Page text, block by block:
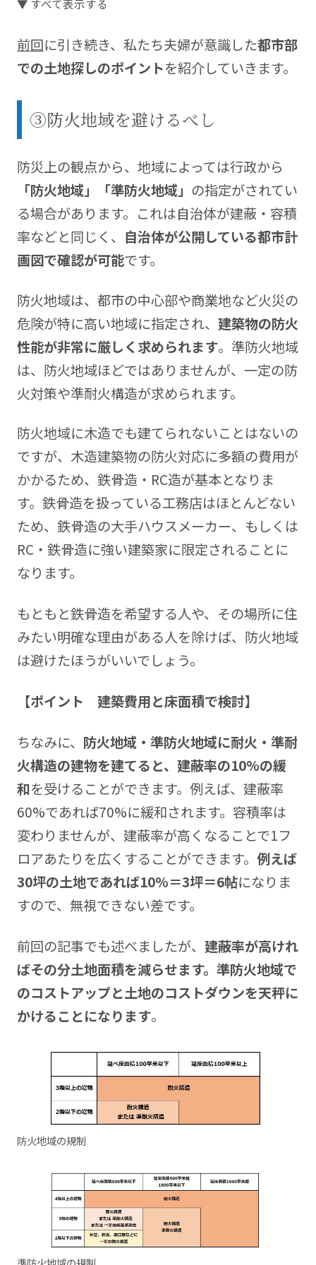
こだわりポイントや検討の過程を詳しくお伝えしま
す。
住友林業との家づくりやライフスタイルに関するブ
ログを運営中。 bloghttps://kikorist.com
▼ すべて表示する
前回に引き続き、私たち夫婦が意識した都市部
での土地探しのポイントを紹介していきます。
③防火地域を避けるべし
防災上の観点から、地域によっては行政から
「防火地域」「準防火地域」 の指定がされてい
る場合があります。これは自治体が建蔽・容積
率などと同じく、 自治体が公開している都市計
画図で確認が可能です。
防火地域は、都市の中心部や商業地など火災の
危険が特に高い地域に指定され、 建築物の防火
性能が非常に厳しく求められます。準防火地域
は、防火地域ほどではありませんが、一定の防
火対策や準耐火構造が求められます。
防火地域に木造でも建てられないことはないの
ですが、木造建築物の防火対応に多額の費用が
かかるため、鉄骨造・RC造が基本となりま
す。鉄骨造を扱っている工務店はほとんどない
ため、鉄骨造の大手ハウスメーカー、もしくは
RC・鉄骨造に強い建築家に限定されることに
なります。
もともと鉄骨造を希望する人や、その場所に住
みたい明確な理由がある人を除けば、防火地域
は避けたほうがいいでしょう。
【ポイント 建築費用と床面積で検討】
ちなみに、 防火地域・準防火地域に耐火・準耐
火構造の建物を建てると、建蔽率の10%の緩
和を受けることができます。例えば、建蔽率
60%であれば70%に緩和されます。容積率は
変わりませんが、建蔽率が高くなることで1フ
ロアあたりを広くすることができます。 例えば
30坪の土地であれば10%＝3坪＝6帖になりま
すので、無視できない差です。
前回の記事でも述べましたが、 建蔽率が高けれ
ばその分土地面積を減らせます。準防火地域で
のコストアップと土地のコストダウンを天秤に
かけることになります。
防火地域の規制